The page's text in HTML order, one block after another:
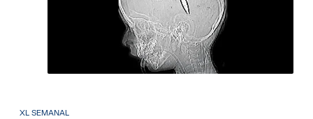
XL SEMANAL